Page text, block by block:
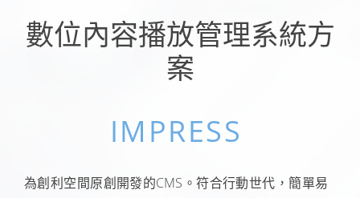
數位內容播放管理系統方
案
IMPRESS
為創利空間原創開發的CMS。符合行動世代，簡單易